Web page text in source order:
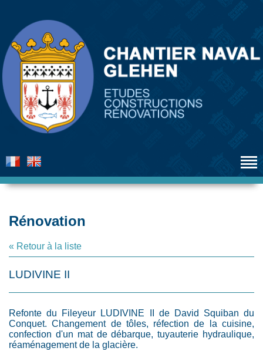
Rénovation
« Retour à la liste
LUDIVINE II
Refonte du Fileyeur LUDIVINE II de David Squiban du
Conquet. Changement de tôles, réfection de la cuisine,
confection d'un mat de débarque, tuyauterie hydraulique,
réaménagement de la glacière.